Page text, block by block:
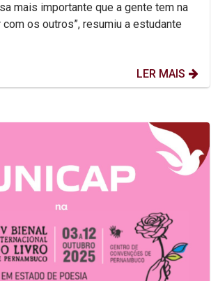
mais importante que a gente tem na
os outros”, resumiu a estudante
LER MAIS